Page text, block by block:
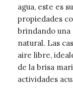
agua, este es
propiedades
brindando una
natural. Las
aire libre,
de la brisa
actividades